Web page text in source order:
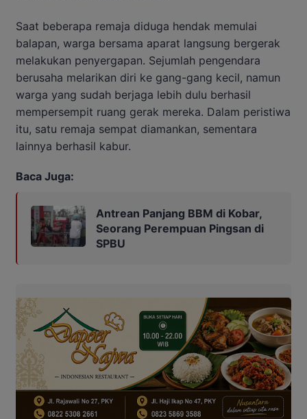
Saat beberapa remaja diduga hendak memulai
balapan, warga bersama aparat langsung bergerak
melakukan penyergapan. Sejumlah pengendara
berusaha melarikan diri ke gang-gang kecil, namun
warga yang sudah berjaga lebih dulu berhasil
mempersempit ruang gerak mereka. Dalam peristiwa
itu, satu remaja sempat diamankan, sementara
lainnya berhasil kabur.
Baca Juga:
Antrean Panjang BBM di Kobar,
Seorang Perempuan Pingsan di
SPBU